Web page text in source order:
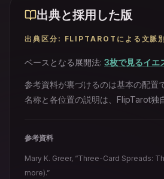
出典と採用した版
出典区分 : FLIPTAROTによる文脈
ベースとなる展開法: 3枚で見るイエ
参考資料が裏づけるのは基本の配置
名称と各位置の説明は、FlipTarot独
参考資料
Mary K. Greer, “Three-Card Spreads:
more).”